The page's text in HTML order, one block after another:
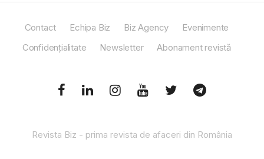
Contact Echipa Biz Biz Agency
Evenimente
Confidențialitate
Newsletter Abonament revistă
Revista Biz - prima revista de afaceri din România